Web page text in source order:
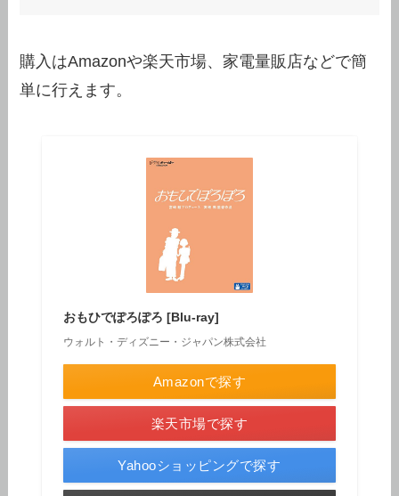
購入はAmazonや楽天市場、家電量販店などで簡
単に行えます。
おもひでぽろぽろ [Blu-ray]
ウォルト・ディズニー・ジャパン株式会社
Amazonで探す
楽天市場で探す
Yahooショッピングで探す